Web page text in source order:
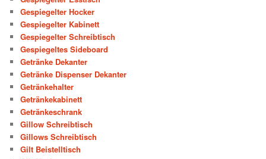
Gespiegelter Hocker
Gespiegelter Kabinett
Gespiegelter Schreibtisch
Gespiegeltes Sideboard
Getränke Dekanter
Getränke Dispenser Dekanter
Getränkehalter
Getränkekabinett
Getränkeschrank
Gillow Schreibtisch
Gillows Schreibtisch
Gilt Beistelltisch